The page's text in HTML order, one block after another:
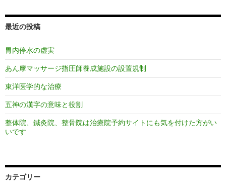
最近の投稿
胃内停水の虚実
あん摩マッサージ指圧師養成施設の設置規制
東洋医学的な治療
五神の漢字の意味と役割
整体院、鍼灸院、整骨院は治療院予約サイトにも気を付けた方がい
いです
カテゴリー